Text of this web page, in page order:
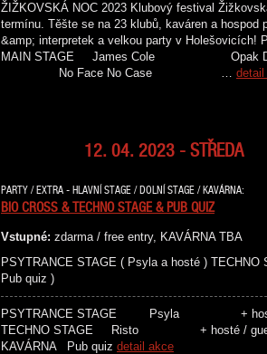
ŽIŽKOVSKÁ NOC 2023 Klubový festival
termínu. Těšte se na 23 klubů, kaváren a hospod
&amp; interpretek a velkou party v
MAIN STAGE James Cole
No Face No Case …
12. 04. 2023 - STŘEDA
PARTY / EXTRA - HLAVNÍ STAGE / DOLNÍ STAGE / KAVÁRNA:
BIO CROSS & TECHNO STAGE & PUB QUIZ
Vstupné: zdarma / free entry, KAVÁRNA TBA
PSYTRANCE STAGE ( Psyla a hosté ) TECHNO
Pub quiz )
PSYTRANCE STAGE
TECHNO STAGE Risto +
KAVÁRNA Pub quiz detail akce